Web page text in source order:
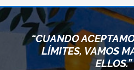
“CUANDO
LÍMITES, VAMOS
ELLOS.”